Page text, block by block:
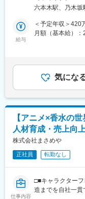
ベーションを検
スです。
店舗数は急速に
ったところから
実績があります
裁量をお持ちいた
・まさに出店を加
回しているため
・「家を建てる」
す。
・自社商材の営業
選択肢をご提案
変更の範囲：会社
ポケモンセンタ
携わっていただき
■具体的には：
・店舗運営管理
・在庫発注／管理
■業務の特徴：
・各店舗は店長
名のアルバイト
・社員は、人材
等、 マネジメン
ベント考案、地
らの企画発信も行
ディレクターと
ロモーション、商
県 / 東京都 / 神奈
の範囲：会社の
六本木駅、乃木坂
給与
＜予定年収＞420
月額（基本給）
1回3月に給与改
でも目安の金額
す。月給(月額)は
気にな
【アニメ×香水の
人材育成・売上向
株式会社まさめや
正社員 転勤なし
仕事内容
□■キャラクター
造までを自社一貫